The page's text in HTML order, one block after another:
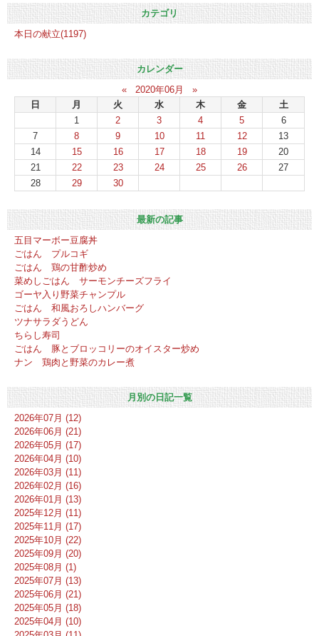
カテゴリ
本日の献立(1197)
カレンダー
«
2020年06月
»
日
月 火 水 木 金
土
1
2 3 4 5
6
7
8 9 10 11 12
13
14
15 16 17 18 19
20
21
22 23 24 25 26
27
28
29 30
最新の記事
五目マーボー豆腐丼
ごはん プルコギ
ごはん 鶏の甘酢炒め
菜めしごはん サーモンチーズフライ
ゴーヤ入り野菜チャンプル
ごはん 和風おろしハンバーグ
ツナサラダうどん
ちらし寿司
ごはん 豚とブロッコリーのオイスター炒め
ナン 鶏肉と野菜のカレー煮
月別の日記一覧
2026年07月 (12)
2026年06月 (21)
2026年05月 (17)
2026年04月 (10)
2026年03月 (11)
2026年02月 (16)
2026年01月 (13)
2025年12月 (11)
2025年11月 (17)
2025年10月 (22)
2025年09月 (20)
2025年08月 (1)
2025年07月 (13)
2025年06月 (21)
2025年05月 (18)
2025年04月 (10)